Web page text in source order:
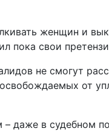
женщин и
пока свои
не смогут
от
даже в судебном